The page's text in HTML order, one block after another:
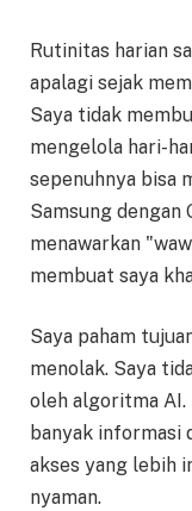
Rutinitas harian
apalagi sejak
Saya tidak
mengelola hari-
sepenuhnya bisa
Samsung dengan
menawarkan
membuat saya
Saya paham
menolak. Saya
oleh algoritma AI.
banyak informasi
akses yang lebih
nyaman.